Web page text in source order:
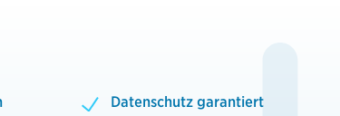
Datenschutz garantiert